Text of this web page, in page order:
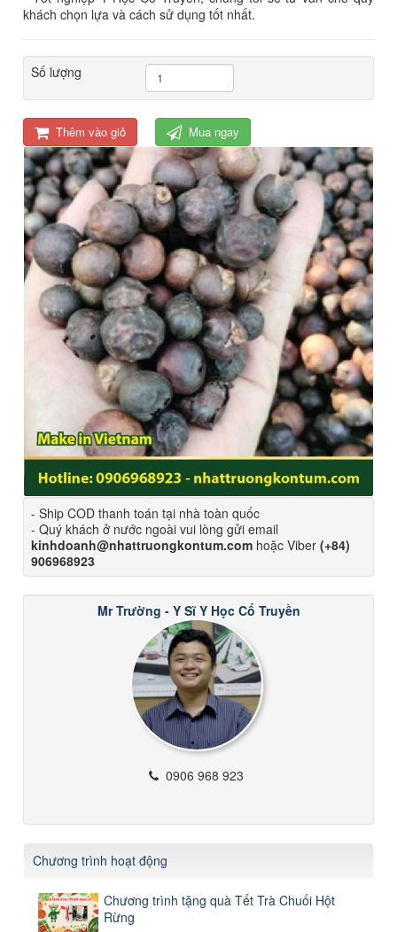
khách chọn lựa và cách sử dụng tốt nhất.
Số lượng
Thêm vào giỏ Mua ngay
- Ship COD thanh toán tại nhà toàn quốc
- Quý khách ở nước ngoài vui lòng gửi email
kinhdoanh@nhattruongkontum.com hoặc Viber (+84)
906968923
Mr Trường - Y Sĩ Y Học Cổ Truyền
0906 968 923
Chương trình hoạt động
Chương trình tặng quà Tết Trà Chuối Hột
Rừng